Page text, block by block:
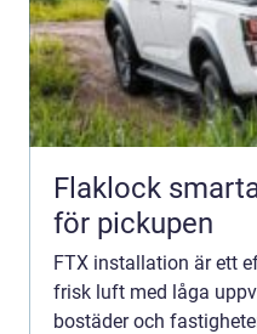
Flaklock smartare lastutrymme
för pickupen
FTX installation är ett
frisk luft med låga
bostäder och